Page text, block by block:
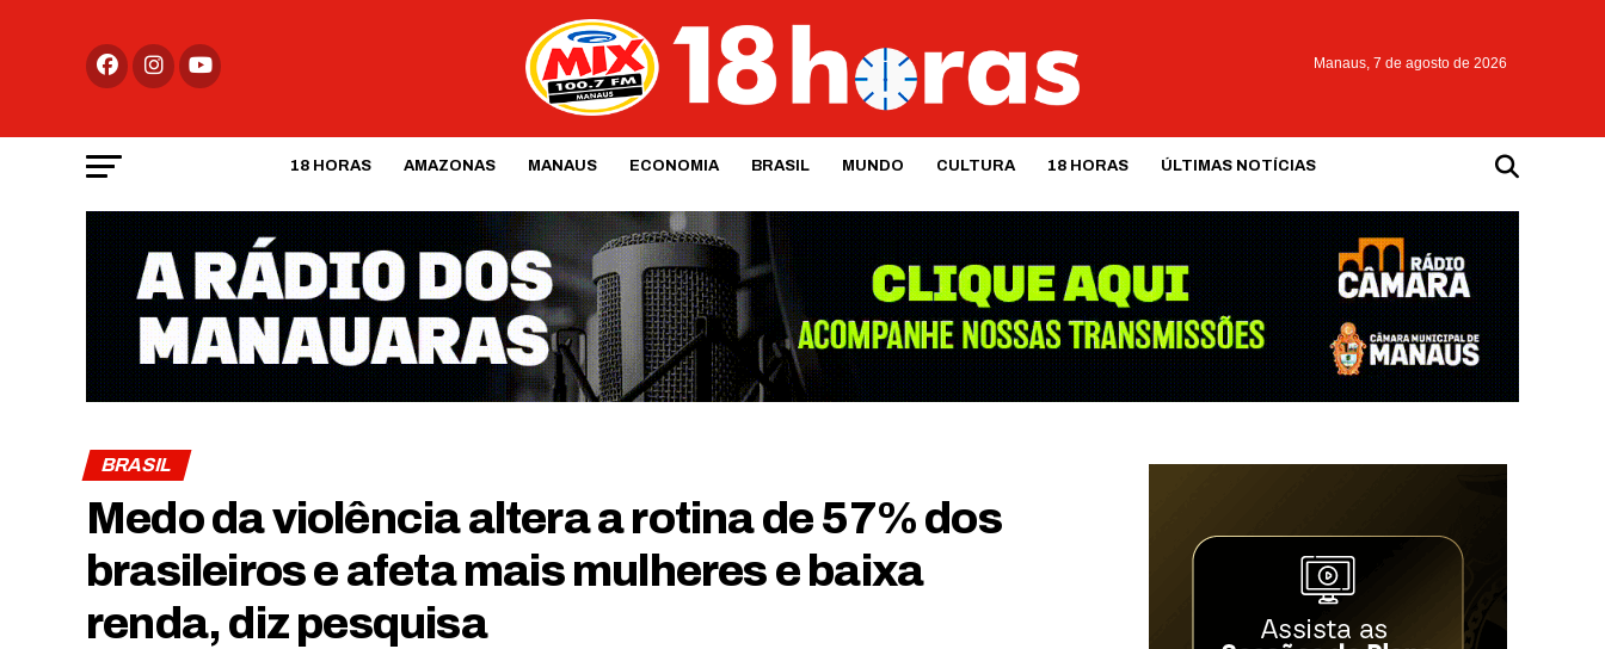
Manaus, 7 de agosto de 2026
18 HORAS AMAZONAS MANAUS ECONOMIA BRASIL MUNDO CULTURA 18 HORAS ÚLTIMAS NOTÍCIAS
BRASIL
Medo da violência altera a rotina de 57% dos
brasileiros e afeta mais mulheres e baixa
renda, diz pesquisa